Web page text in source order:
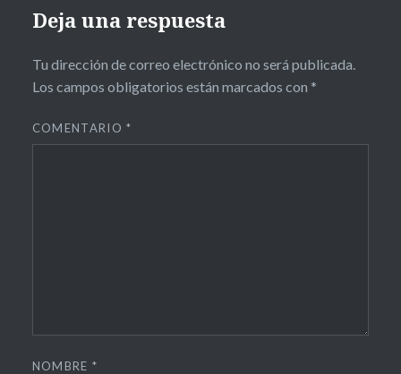
Deja una respuesta
Tu dirección de correo electrónico no será publicada.
Los campos obligatorios están marcados con *
COMENTARIO*
NOMBRE *